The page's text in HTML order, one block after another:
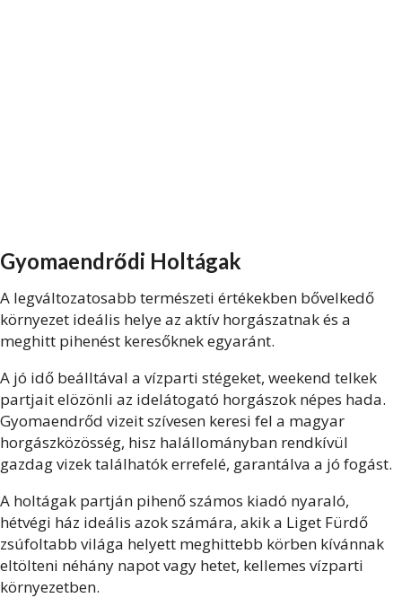
Gyomaendrődi Holtágak
A legváltozatosabb természeti értékekben bővelkedő
környezet ideális helye az aktív horgászatnak és a
meghitt pihenést keresőknek egyaránt.
A jó idő beálltával a vízparti stégeket, weekend telkek
partjait elözönli az idelátogató horgászok népes hada.
Gyomaendrőd vizeit szívesen keresi fel a magyar
horgászközösség, hisz halállományban rendkívül
gazdag vizek találhatók errefelé, garantálva a jó fogást.
A holtágak partján pihenő számos kiadó nyaraló,
hétvégi ház ideális azok számára, akik a Liget Fürdő
zsúfoltabb világa helyett meghittebb körben kívánnak
eltölteni néhány napot vagy hetet, kellemes vízparti
környezetben.